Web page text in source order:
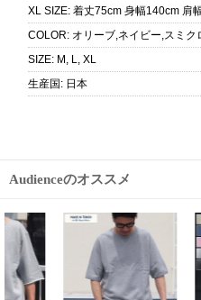
XL SIZE: 着丈75cm 身幅140cm 肩
COLOR: オリーブ,ネイビー,スミク
SIZE: M, L, XL
生産国 : 日本
Audienceのオススメ